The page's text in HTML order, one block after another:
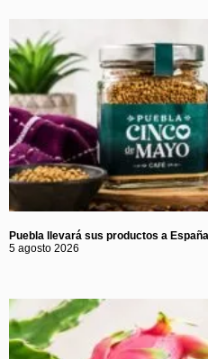
Puebla llevará sus productos a
5 agosto 2026